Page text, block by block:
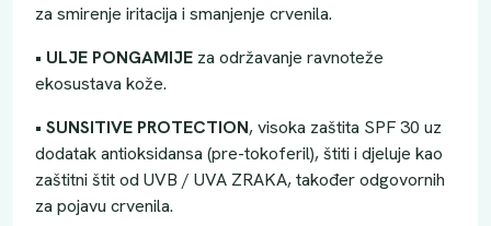
za smirenje iritacija i smanjenje crvenila.
• ULJE PONGAMIJE za održavanje ravnoteže
ekosustava kože.
• SUNSITIVE PROTECTION, visoka zaštita SPF 30 uz
dodatak antioksidansa (pre-tokoferil), štiti i djeluje kao
zaštitni štit od UVB / UVA ZRAKA, također odgovornih
za pojavu crvenila.